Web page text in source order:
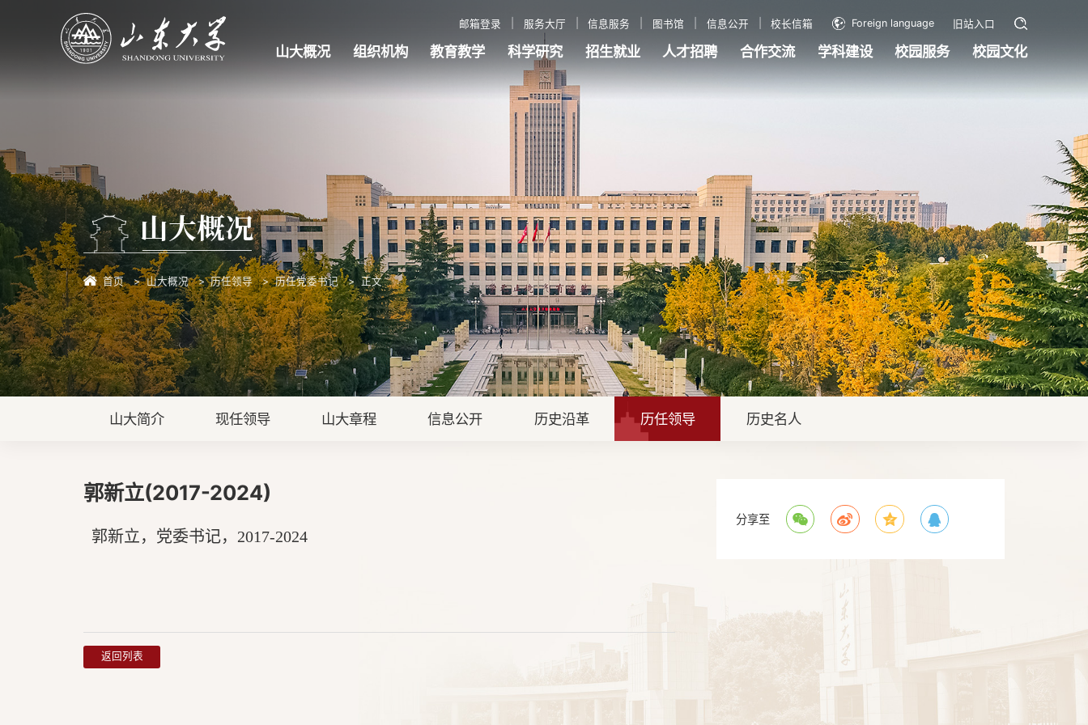
邮箱登录 服务大厅 信息服务 图书馆 信息公开 校长信箱 Foreign language 旧站入口
山大概况 组织机构 教育教学 科学研究 招生就业 人才招聘 合作交流 学科建设 校园服务 校园文化
山大概况
首页 山大概况 历任领导 历任党委书记 正文
山大简介 现任领导 山大章程 信息公开 历史沿革 历任领导 历史名人
郭新立(2017-2024)
郭新立，党委书记， 2017-2024
返回列表
分享至